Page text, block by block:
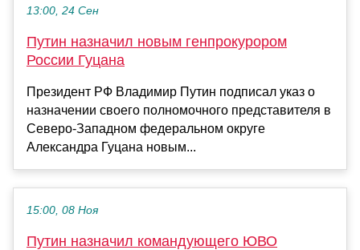
13:00, 24 Сен
Путин назначил новым генпрокурором
России Гуцана
Президент РФ Владимир Путин подписал указ о
назначении своего полномочного представителя в
Северо-Западном федеральном округе
Александра Гуцана новым...
15:00, 08 Ноя
Путин назначил командующего ЮВО